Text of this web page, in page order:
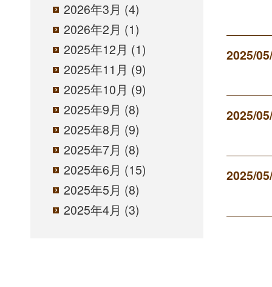
2026年3月 (4)
2026年2月 (1)
2025年12月 (1)
2025年11月 (9)
2025年10月 (9)
2025年9月 (8)
2025年8月 (9)
2025年7月 (8)
2025年6月 (15)
2025年5月 (8)
2025年4月 (3)
2025/
2025/
2025/